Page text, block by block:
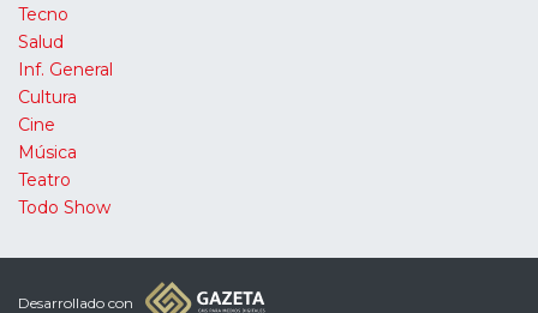
Tecno
Salud
Inf. General
Cultura
Cine
Música
Teatro
Todo Show
Desarrollado con